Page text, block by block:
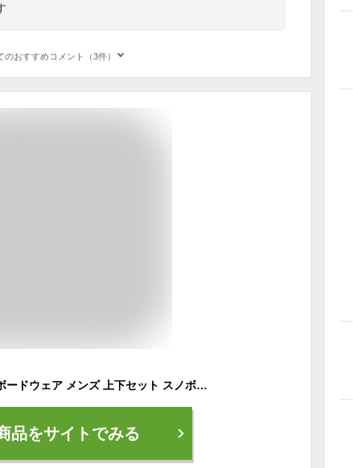
のおすすめコメント（3件）
スキーウェア スノーボードウェア メンズ 上下セット スノボウェア スノボーウェア スノーウェア ボードウェア スキー スノーボード スノボ スノボー スノー ウェア ボード ジャケット パンツ 上下 セット おしゃれ 2025-2026 新作 送料無料
品をサイトでみる